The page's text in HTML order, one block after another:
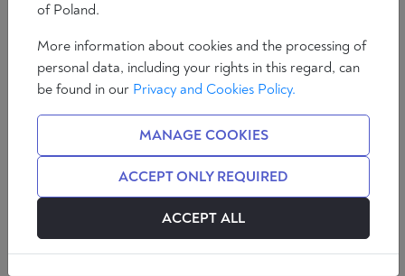
Tematem przewodnim w powojennej
filozofii polskiej stał się marksizm[1].
Doszło do pierwszych dyskusji na jego
nadrzędną rolą w kształtowaniu szeroko
pojętej rzeczywistości naukowej. Stało się
to po nieudanych próbach
wprowadzenia marksizmu przez partię
of Poland.
More information about cookies and the processing of
personal data, including your rights in this regard, can
be found in our Privacy and Cookies Policy.
MANAGE COOKIES
ACCEPT ONLY REQUIRED
ACCEPT ALL